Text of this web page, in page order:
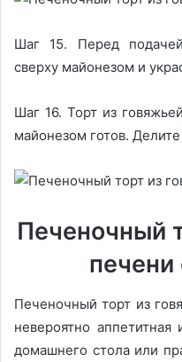
Шаг 15. Перед
сверху майонезом и
Шаг 16. Торт из
майонезом готов.
Печеночный
Печеночный торт из
невероятно аппетитная
домашнего стола или